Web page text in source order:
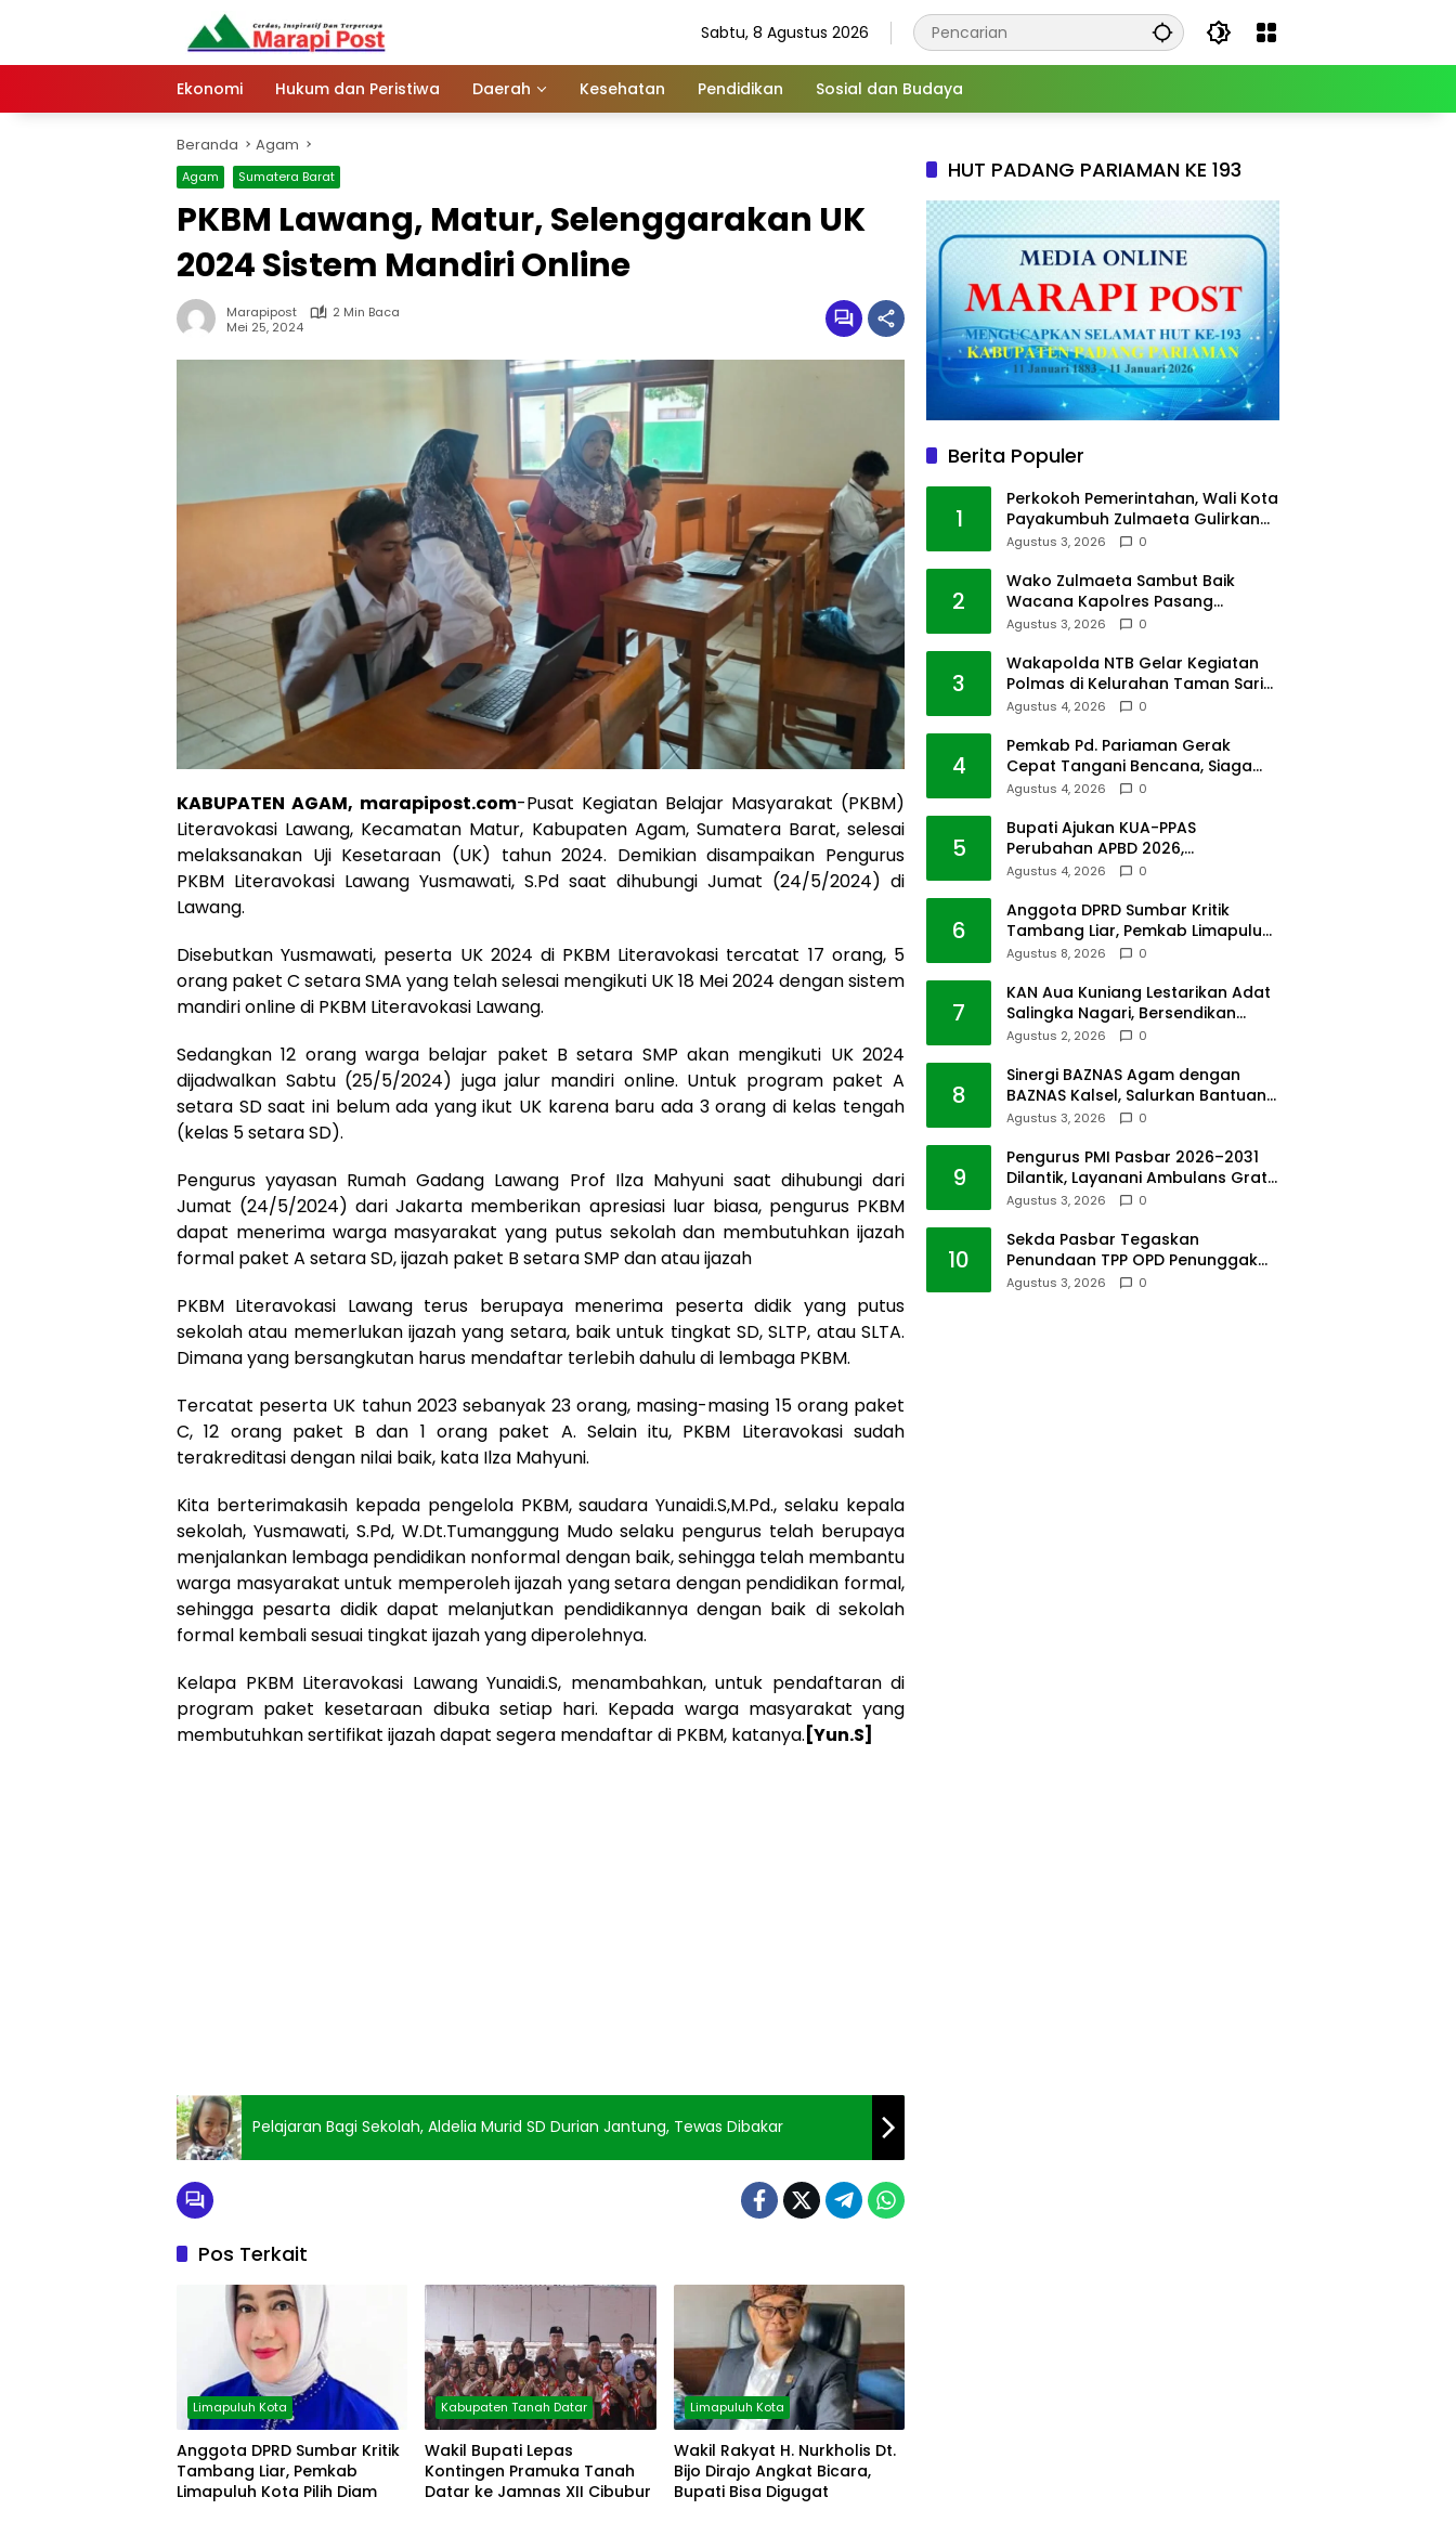
Sabtu, 8 Agustus 2026
Ekonomi Hukum dan Peristiwa Daerah Kesehatan Pendidikan Sosial dan Budaya
Beranda Agam
Agam Sumatera Barat
PKBM Lawang, Matur, Selenggarakan UK
2024 Sistem Mandiri Online
Marapipost
2 Min Baca
Mei 25, 2024
KABUPATEN AGAM, marapipost.com-Pusat Kegiatan Belajar Masyarakat (PKBM)
Literavokasi Lawang, Kecamatan Matur, Kabupaten Agam, Sumatera Barat, selesai
melaksanakan Uji Kesetaraan (UK) tahun 2024. Demikian disampaikan Pengurus
PKBM Literavokasi Lawang Yusmawati, S.Pd saat dihubungi Jumat (24/5/2024) di
Lawang.
Disebutkan Yusmawati, peserta UK 2024 di PKBM Literavokasi tercatat 17 orang, 5
orang paket C setara SMA yang telah selesai mengikuti UK 18 Mei 2024 dengan sistem
mandiri online di PKBM Literavokasi Lawang.
Sedangkan 12 orang warga belajar paket B setara SMP akan mengikuti UK 2024
dijadwalkan Sabtu (25/5/2024) juga jalur mandiri online. Untuk program paket A
setara SD saat ini belum ada yang ikut UK karena baru ada 3 orang di kelas tengah
(kelas 5 setara SD).
Pengurus yayasan Rumah Gadang Lawang Prof Ilza Mahyuni saat dihubungi dari
Jumat (24/5/2024) dari Jakarta memberikan apresiasi luar biasa, pengurus PKBM
dapat menerima warga masyarakat yang putus sekolah dan membutuhkan ijazah
formal paket A setara SD, ijazah paket B setara SMP dan atau ijazah
PKBM Literavokasi Lawang terus berupaya menerima peserta didik yang putus
sekolah atau memerlukan ijazah yang setara, baik untuk tingkat SD, SLTP, atau SLTA.
Dimana yang bersangkutan harus mendaftar terlebih dahulu di lembaga PKBM.
Tercatat peserta UK tahun 2023 sebanyak 23 orang, masing-masing 15 orang paket
C, 12 orang paket B dan 1 orang paket A. Selain itu, PKBM Literavokasi sudah
terakreditasi dengan nilai baik, kata Ilza Mahyuni.
Kita berterimakasih kepada pengelola PKBM, saudara Yunaidi.S,M.Pd., selaku kepala
sekolah, Yusmawati, S.Pd, W.Dt.Tumanggung Mudo selaku pengurus telah berupaya
menjalankan lembaga pendidikan nonformal dengan baik, sehingga telah membantu
warga masyarakat untuk memperoleh ijazah yang setara dengan pendidikan formal,
sehingga pesarta didik dapat melanjutkan pendidikannya dengan baik di sekolah
formal kembali sesuai tingkat ijazah yang diperolehnya.
Kelapa PKBM Literavokasi Lawang Yunaidi.S, menambahkan, untuk pendaftaran di
program paket kesetaraan dibuka setiap hari. Kepada warga masyarakat yang
membutuhkan sertifikat ijazah dapat segera mendaftar di PKBM, katanya. [Yun.S]
Pelajaran Bagi Sekolah, Aldelia Murid SD Durian Jantung, Tewas Dibakar
Pos Terkait
Limapuluh Kota
Anggota DPRD Sumbar Kritik
Tambang Liar, Pemkab
Limapuluh Kota Pilih Diam
Kabupaten Tanah Datar
Wakil Bupati Lepas
Kontingen Pramuka Tanah
Datar ke Jamnas XII Cibubur
Limapuluh Kota
Wakil Rakyat H. Nurkholis Dt.
Bijo Dirajo Angkat Bicara,
Bupati Bisa Digugat
HUT PADANG PARIAMAN KE 193
Berita Populer
1
Perkokoh Pemerintahan, Wali Kota
Payakumbuh Zulmaeta Gulirkan
Jabatan
Agustus 3, 2026 0
2
Wako Zulmaeta Sambut Baik
Wacana Kapolres Pasang
Kamera Pantau Lalin
Agustus 3, 2026 0
3
Wakapolda NTB Gelar Kegiatan
Polmas di Kelurahan Taman Sari
Ampenan
Agustus 4, 2026 0
4
Pemkab Pd. Pariaman Gerak
Cepat Tangani Bencana, Siaga
Cuaca Ekstrem
Agustus 4, 2026 0
5
Bupati Ajukan KUA-PPAS
Perubahan APBD 2026,
Pendapatan Pasbar Naik 15
Agustus 4, 2026 0
6
Anggota DPRD Sumbar Kritik
Tambang Liar, Pemkab Limapuluh
Kota Pilih Diam
Agustus 8, 2026 0
7
KAN Aua Kuniang Lestarikan Adat
Salingka Nagari, Bersendikan
Kitabullah
Agustus 2, 2026 0
8
Sinergi BAZNAS Agam dengan
BAZNAS Kalsel, Salurkan Bantuan
Bencana Alam
Agustus 3, 2026 0
9
Pengurus PMI Pasbar 2026–2031
Dilantik, Layanani Ambulans Gratis
ke Padang
Agustus 3, 2026 0
10
Sekda Pasbar Tegaskan
Penundaan TPP OPD Penunggak
Pajak Kendaraan Dinas
Agustus 3, 2026 0